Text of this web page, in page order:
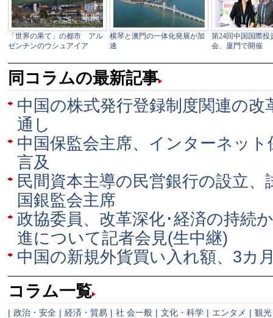
同コラムの最新記事
中国の株式発行登録制度関連の改
通し
中国保監会主席、インターネッ
言及
民間資本主導の民営銀行の設立
国銀監会主席
政協委員、改革深化･経済の持続
進について記者会見(生中継)
中国の新規外貨買い入れ額、3カ
コラム一覧
| 政治・安全 | 経済・貿易 | 社 会一般 | 文化・科学 | エンタメ | 観光